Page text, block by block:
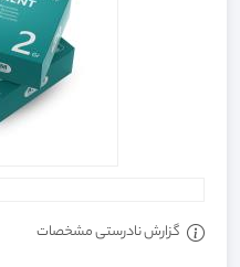
گزارش نادرستی مشخصات